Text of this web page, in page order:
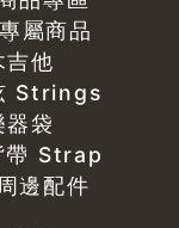
屬商品
吉他
Strings
器袋
帶 Strap
邊配件